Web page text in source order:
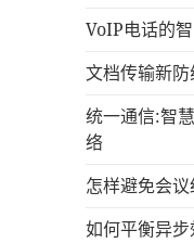
VoIP电话的
文档传输新防
统一通信:智
络
怎样避免会
如何平衡异